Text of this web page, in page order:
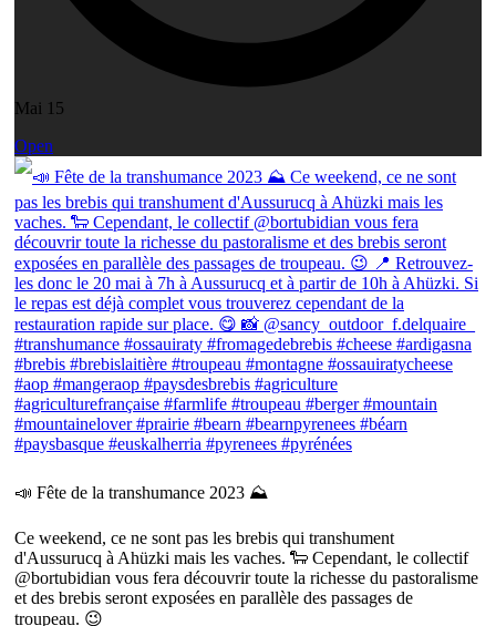
Mai 15
Open
📣 Fête de la transhumance 2023 ⛰
Ce weekend, ce ne sont pas les brebis qui transhument
d'Aussurucq à Ahüzki mais les vaches. 🐑 Cependant, le collectif
@bortubidian vous fera découvrir toute la richesse du pastoralisme
et des brebis seront exposées en parallèle des passages de
troupeau. 😉